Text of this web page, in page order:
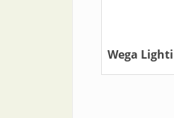
Wega